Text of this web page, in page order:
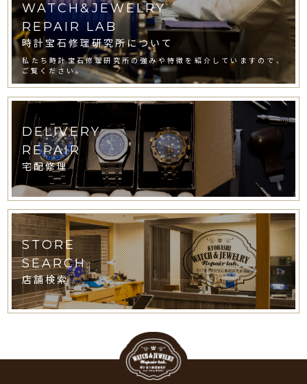
WATCH&JEWELRY
REPAIR LAB
時計宝石修理研究所について
私たち時計宝石修理研究所の強みや特徴を紹介していますので、
ご覧ください。
DELIVERY
REPAIR
宅配修理
STORE
SEARCH
店舗検索